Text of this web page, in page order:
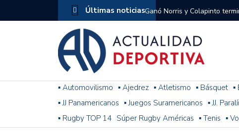
Últimas noticiasGanó Norris y Colapinto
1
El penal de Barracas Central
Monumental
Se jugó una nueva fecha
Arrancó el Torneo Clausura:
Franco Colapinto giró sin
▪ Automovilismo ▪ Ajedrez ▪ Atletismo ▪ Básquet ▪
▪ JJ Panamericanos ▪ Juegos Suramericanos ▪ JJ.
▪ Rugby TOP 14 Súper Rugby Américas ▪ Tenis ▪